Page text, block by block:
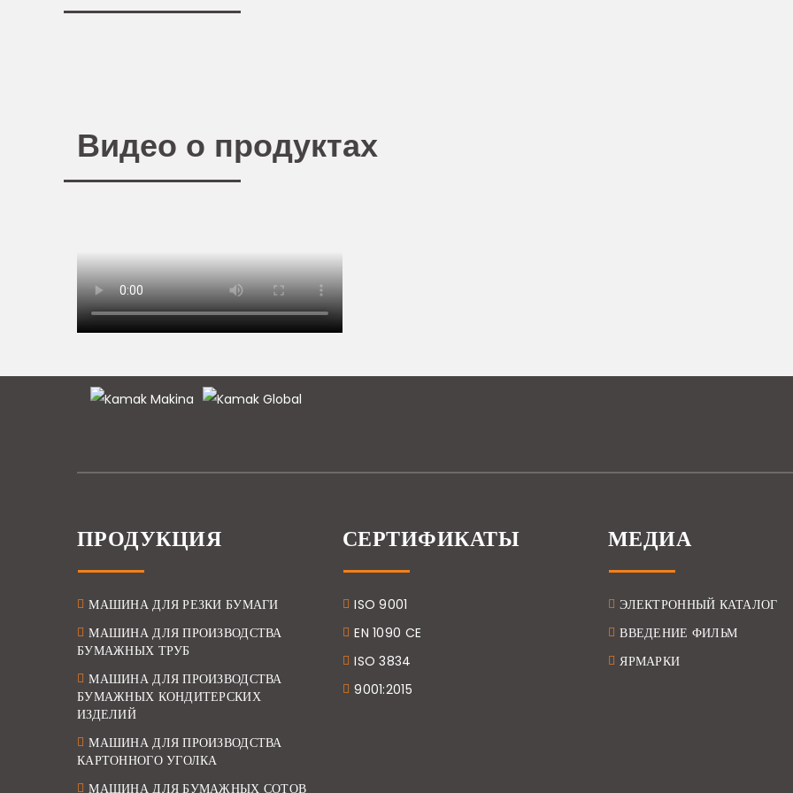
Видео о продуктах
ПРОДУКЦИЯ
МАШИНА ДЛЯ РЕЗКИ БУМАГИ
МАШИНА ДЛЯ ПРОИЗВОДСТВА
БУМАЖНЫХ ТРУБ
МАШИНА ДЛЯ ПРОИЗВОДСТВА
БУМАЖНЫХ КОНДИТЕРСКИХ
ИЗДЕЛИЙ
МАШИНА ДЛЯ ПРОИЗВОДСТВА
КАРТОННОГО УГОЛКА
МАШИНА ДЛЯ БУМАЖНЫХ СОТОВ
СЕРТИФИКАТЫ
ISO 9001
EN 1090 CE
ISO 3834
9001:2015
МЕДИА
ЭЛЕКТРОННЫЙ КАТАЛОГ
ВВЕДЕНИЕ ФИЛЬМ
ЯРМАРКИ